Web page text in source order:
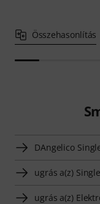
Összehasonlítás
DAngelico
ugrás a(z)
ugrás a(z)